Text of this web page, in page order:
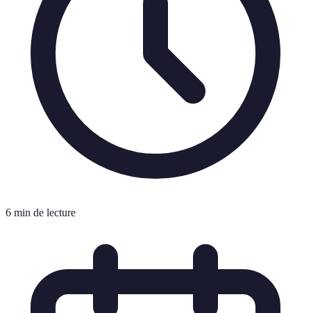
6 min de lecture